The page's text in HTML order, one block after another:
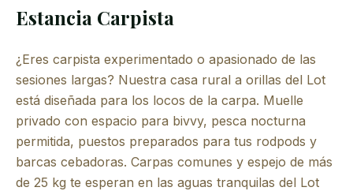
Estancia Carpista
¿Eres carpista experimentado o apasionado de las
sesiones largas? Nuestra casa rural a orillas del Lot
está diseñada para los locos de la carpa. Muelle
privado con espacio para bivvy, pesca nocturna
permitida, puestos preparados para tus rodpods y
barcas cebadoras. Carpas comunes y espejo de más
de 25 kg te esperan en las aguas tranquilas del Lot